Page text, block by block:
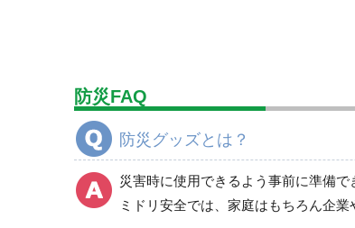
寝具類
非常用トイレ
照明・ライト
発電機・投光器・コードリール
防災FAQ
防災グッズとは？
災害時に使用できるよう事前に準備
ミドリ安全では、家庭はもちろん企